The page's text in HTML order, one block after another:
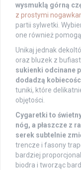
wysmuklą górną
z prostymi
partii sylwetki.
one również
Unikaj jednak
oraz bluzek z
sukienki odcinane
dodadzą
tuniki, które
objętości.
Cygaretki to
nóg, a płaszcze z
serek subtelnie
trencze i fasony
bardziej
biodra i tworząc